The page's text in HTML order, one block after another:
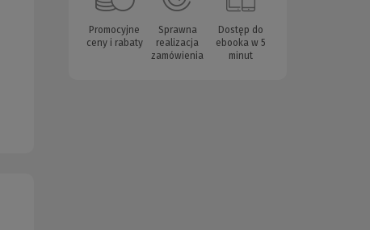
Promocyjne
ceny i rabaty
Sprawna
realizacja
zamówienia
Dostęp do
ebooka w 5
minut